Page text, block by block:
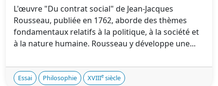
L'œuvre "Du contrat social" de Jean-Jacques
Rousseau, publiée en 1762, aborde des thèmes
fondamentaux relatifs à la politique, à la société et
à la nature humaine. Rousseau y développe une...
Essai Philosophie XVIIIe siècle